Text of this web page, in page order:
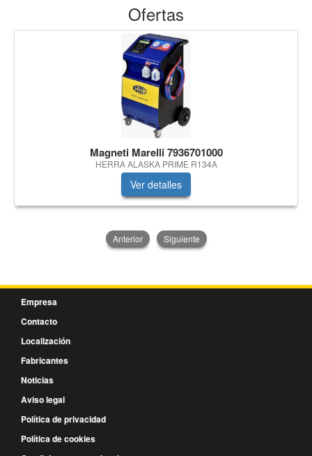
Ofertas
Magneti Marelli 7936701000
HERRA ALASKA PRIME R134A
Ver detalles
Anterior Siguiente
Empresa
Contacto
Localización
Fabricantes
Noticias
Aviso legal
Política de privacidad
Política de cookies